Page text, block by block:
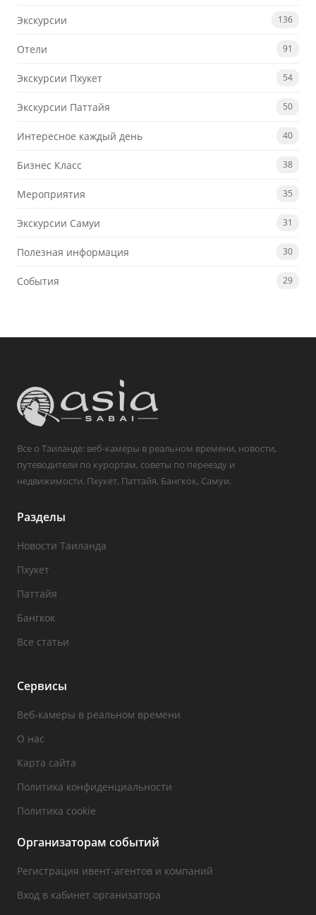
Экскурсии 136
Отели 91
Экскурсии Пхукет 54
Экскурсии Паттайя 50
Интересное каждый день 40
Бизнес Класс 38
Мероприятия 35
Экскурсии Самуи 31
Полезная информация 30
События 29
Все о Таиланде: веб-камеры в реальном времени, новости,
путеводители по курортам, советы по переезду и
недвижимости. Пхукет, Паттайя, Бангкок, Самуи.
Разделы
Новости Таиланда
Пхукет
Паттайя
Бангкок
Все статьи
Сервисы
Веб-камеры в реальном времени
О нас
Карта сайта
Политика конфиденциальности
Политика cookie
Организаторам событий
Регистрация ивент-агентов и компаний
Вход в кабинет организатора